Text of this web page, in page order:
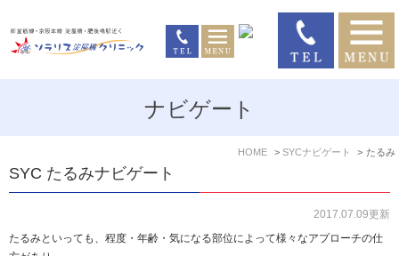
ナビゲート
HOME SYCナビゲート たるみ
SYC たるみナビゲート
2017.07.09更新
たるみといっても、程度・年齢・気になる部位によって様々なアプローチの仕